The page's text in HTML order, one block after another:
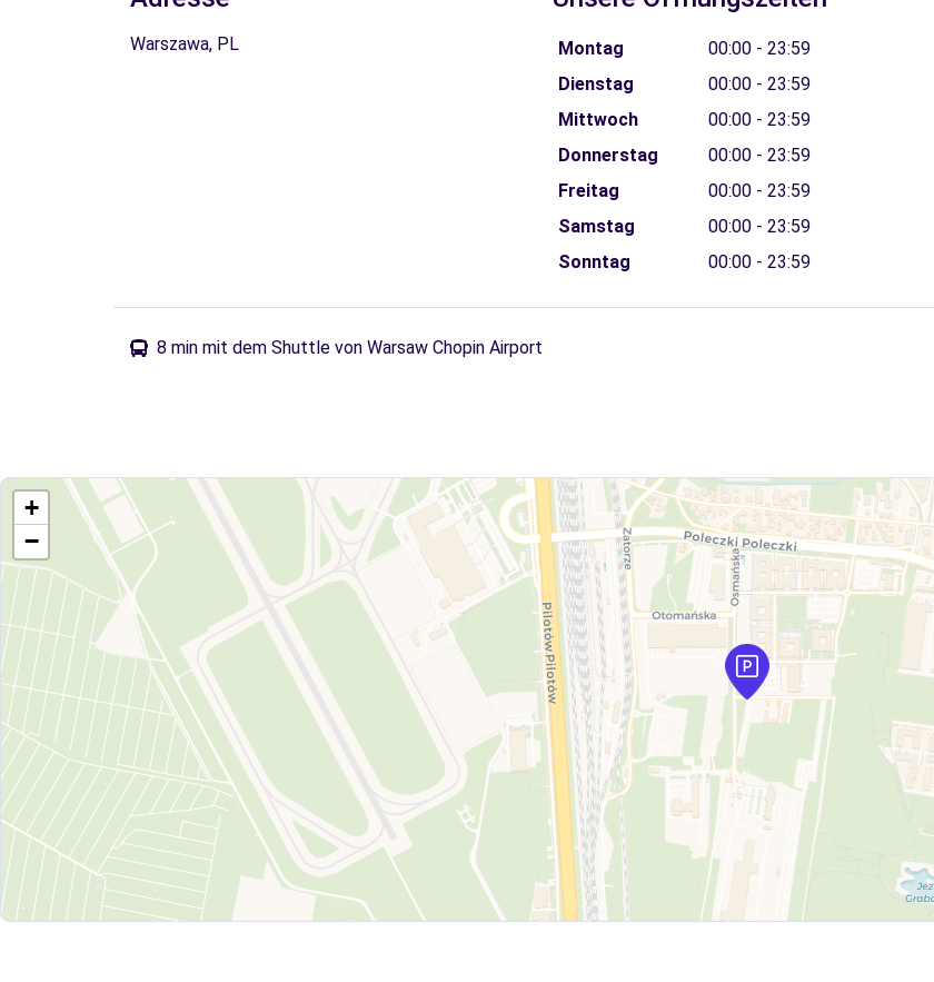
Warszawa, PL Montag
00:00 - 23:59
Dienstag
00:00 - 23:59
Mittwoch
00:00 - 23:59
Donnerstag
00:00 - 23:59
Freitag
00:00 - 23:59
Samstag
00:00 - 23:59
Sonntag
00:00 - 23:59
8 min mit dem Shuttle von Warsaw Chopin Airport
+
−